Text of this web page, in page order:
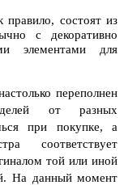
правило, состоят из
с декоративно
элементами для
переполнен
от разных
при покупке, а
соответствует
той или иной
На данный момент